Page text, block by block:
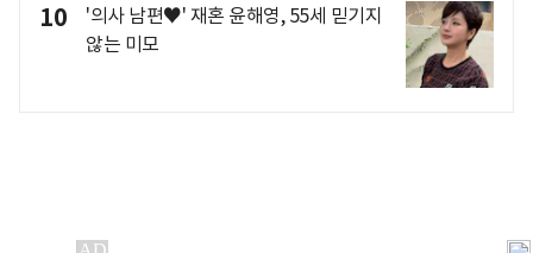
10
'의사 남편♥' 재혼 윤해영, 55세 믿기지
않는 미모